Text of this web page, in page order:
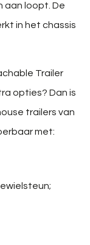
aan loopt. De
in het chassis
Trailer
opties? Dan is
trailers van
met: